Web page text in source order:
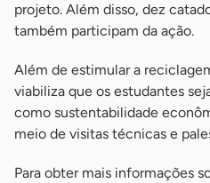
projeto. Além disso, dez
também participam da ação.
Além de estimular a
viabiliza que os estudantes
como sustentabilidade
meio de visitas técnicas e
Para obter mais informações